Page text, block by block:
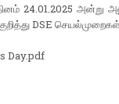
24.01.2025 அன்று
DSE
Day.pdf